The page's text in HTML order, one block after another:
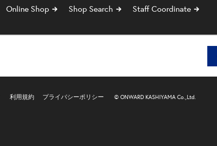
Online Shop Shop Search Staff Coordinate
利用規約 プライバシーポリシー © ONWARD KASHIYAMA Co.,Ltd.